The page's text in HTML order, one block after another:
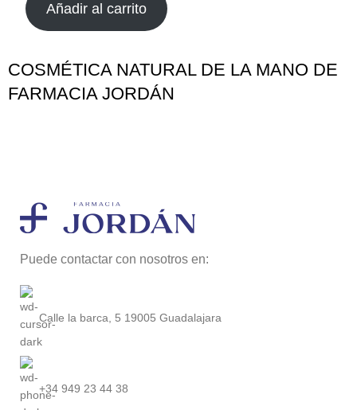
Añadir al carrito
COSMÉTICA NATURAL DE LA MANO DE
FARMACIA JORDÁN
Puede contactar con nosotros en:
Calle la barca, 5 19005 Guadalajara
+34 949 23 44 38